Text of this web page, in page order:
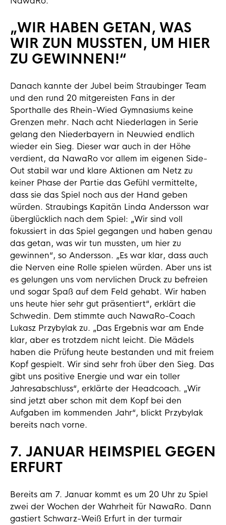
„WIR HABEN GETAN, WAS
WIR ZUN MUSSTEN, UM HIER
ZU GEWINNEN!“
Danach kannte der Jubel beim Straubinger Team
und den rund 20 mitgereisten Fans in der
Sporthalle des Rhein-Wied Gymnasiums keine
Grenzen mehr. Nach acht Niederlagen in Serie
gelang den Niederbayern in Neuwied endlich
wieder ein Sieg. Dieser war auch in der Höhe
verdient, da NawaRo vor allem im eigenen Side-
Out stabil war und klare Aktionen am Netz zu
keiner Phase der Partie das Gefühl vermittelte,
dass sie das Spiel noch aus der Hand geben
würden. Straubings Kapitän Linda Andersson war
überglücklich nach dem Spiel: „Wir sind voll
fokussiert in das Spiel gegangen und haben genau
das getan, was wir tun mussten, um hier zu
gewinnen“, so Andersson. „Es war klar, dass auch
die Nerven eine Rolle spielen würden. Aber uns ist
es gelungen uns vom nervlichen Druck zu befreien
und sogar Spaß auf dem Feld gehabt. Wir haben
uns heute hier sehr gut präsentiert“, erklärt die
Schwedin. Dem stimmte auch NawaRo-Coach
Lukasz Przybylak zu. „Das Ergebnis war am Ende
klar, aber es trotzdem nicht leicht. Die Mädels
haben die Prüfung heute bestanden und mit freiem
Kopf gespielt. Wir sind sehr froh über den Sieg. Das
gibt uns positive Energie und war ein toller
Jahresabschluss“, erklärte der Headcoach. „Wir
sind jetzt aber schon mit dem Kopf bei den
Aufgaben im kommenden Jahr“, blickt Przybylak
bereits nach vorne.
7. JANUAR HEIMSPIEL GEGEN
ERFURT
Bereits am 7. Januar kommt es um 20 Uhr zu Spiel
zwei der Wochen der Wahrheit für NawaRo. Dann
gastiert Schwarz-Weiß Erfurt in der turmair